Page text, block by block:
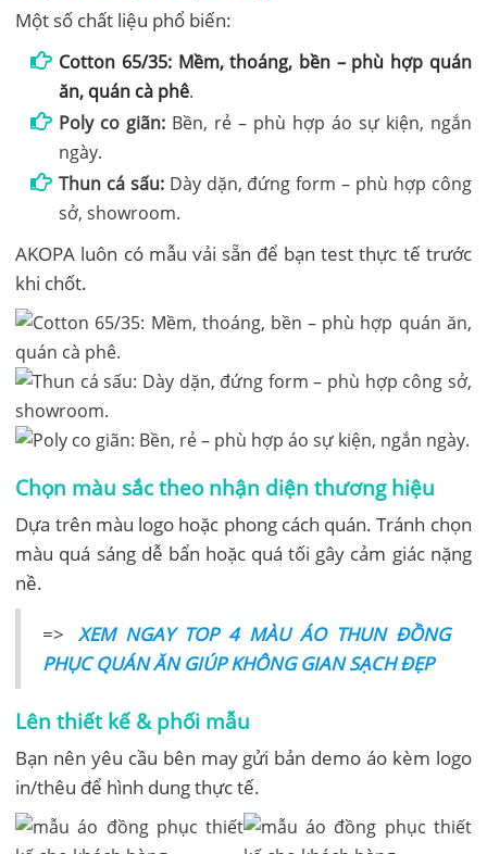
Một số chất liệu phổ biến:
Cotton 65/35: Mềm, thoáng, bền – phù hợp quán
ăn, quán cà phê.
Poly co giãn: Bền, rẻ – phù hợp áo sự kiện, ngắn
ngày.
Thun cá sấu:Dày dặn, đứng form – phù hợp công
sở, showroom.
AKOPA luôn có mẫu vải sẵn để bạn test thực tế trước
khi chốt.
Chọn màu sắc theo nhận diện thương hiệu
Dựa trên màu logo hoặc phong cách quán. Tránh chọn
màu quá sáng dễ bẩn hoặc quá tối gây cảm giác nặng
nề.
=>
XEM NGAY TOP 4 MÀU ÁO THUN ĐỒNG
PHỤC QUÁN ĂN GIÚP KHÔNG GIAN SẠCH ĐẸP
Lên thiết kế & phối mẫu
Bạn nên yêu cầu bên may gửi bản demo áo kèm logo
in/thêu để hình dung thực tế.